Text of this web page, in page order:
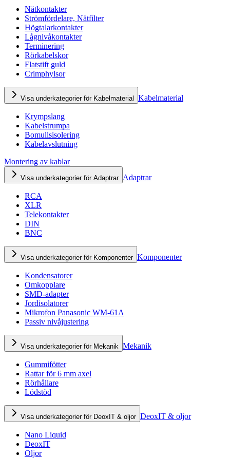
Nätkontakter
Strömfördelare, Nätfilter
Högtalarkontakter
Lågnivåkontakter
Terminering
Rörkabelskor
Flatstift guld
Crimphylsor
Visa underkategorier för Kabelmaterial Kabelmaterial
Krympslang
Kabelstrumpa
Bomullsisolering
Kabelavslutning
Montering av kablar
Visa underkategorier för Adaptrar Adaptrar
RCA
XLR
Telekontakter
DIN
BNC
Visa underkategorier för Komponenter Komponenter
Kondensatorer
Omkopplare
SMD-adapter
Jordisolatorer
Mikrofon Panasonic WM-61A
Passiv nivåjustering
Visa underkategorier för Mekanik Mekanik
Gummifötter
Rattar för 6 mm axel
Rörhållare
Lödstöd
Visa underkategorier för DeoxIT & oljor DeoxIT & oljor
Nano Liquid
DeoxIT
Oljor